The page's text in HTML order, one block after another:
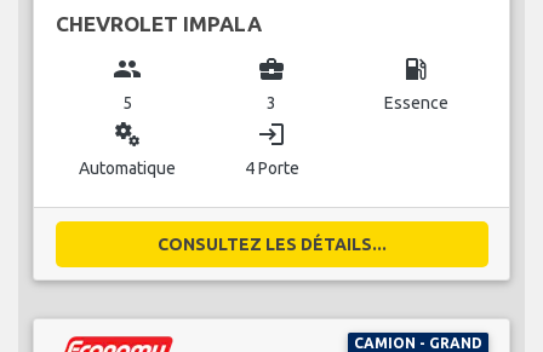
CHEVROLET IMPALA
group
5
business_center
3
local_gas_station
Essence
miscellaneous_services
Automatique
login
4 Porte
CONSULTEZ LES DÉTAILS...
CAMION - GRAND